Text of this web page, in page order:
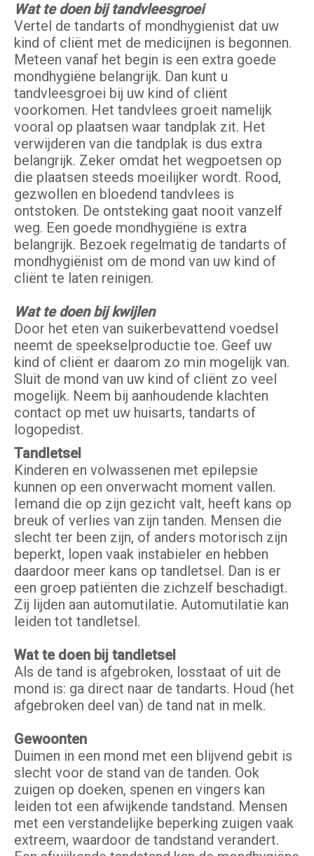
Wat te doen bij tandvleesgroei
Vertel de tandarts of mondhygienist dat uw
kind of cliënt met de medicijnen is begonnen.
Meteen vanaf het begin is een extra goede
mondhygiëne belangrijk. Dan kunt u
tandvleesgroei bij uw kind of cliënt
voorkomen. Het tandvlees groeit namelijk
vooral op plaatsen waar tandplak zit. Het
verwijderen van die tandplak is dus extra
belangrijk. Zeker omdat het wegpoetsen op
die plaatsen steeds moeilijker wordt. Rood,
gezwollen en bloedend tandvlees is
ontstoken. De ontsteking gaat nooit vanzelf
weg. Een goede mondhygiëne is extra
belangrijk. Bezoek regelmatig de tandarts of
mondhygiënist om de mond van uw kind of
cliënt te laten reinigen.
Wat te doen bij kwijlen
Door het eten van suikerbevattend voedsel
neemt de speekselproductie toe. Geef uw
kind of cliënt er daarom zo min mogelijk van.
Sluit de mond van uw kind of cliënt zo veel
mogelijk. Neem bij aanhoudende klachten
contact op met uw huisarts, tandarts of
logopedist.
Tandletsel
Kinderen en volwassenen met epilepsie
kunnen op een onverwacht moment vallen.
Iemand die op zijn gezicht valt, heeft kans op
breuk of verlies van zijn tanden. Mensen die
slecht ter been zijn, of anders motorisch zijn
beperkt, lopen vaak instabieler en hebben
daardoor meer kans op tandletsel. Dan is er
een groep patiënten die zichzelf beschadigt.
Zij lijden aan automutilatie. Automutilatie kan
leiden tot tandletsel.
Wat te doen bij tandletsel
Als de tand is afgebroken, losstaat of uit de
mond is: ga direct naar de tandarts. Houd (het
afgebroken deel van) de tand nat in melk.
Gewoonten
Duimen in een mond met een blijvend gebit is
slecht voor de stand van de tanden. Ook
zuigen op doeken, spenen en vingers kan
leiden tot een afwijkende tandstand. Mensen
met een verstandelijke beperking zuigen vaak
extreem, waardoor de tandstand verandert.